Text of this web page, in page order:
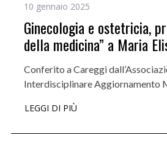
10 gennaio 2025
Ginecologia e ostetricia,
della medicina” a Maria
Conferito a Careggi
Interdisciplinare Aggiornamento
LEGGI DI PIÙ